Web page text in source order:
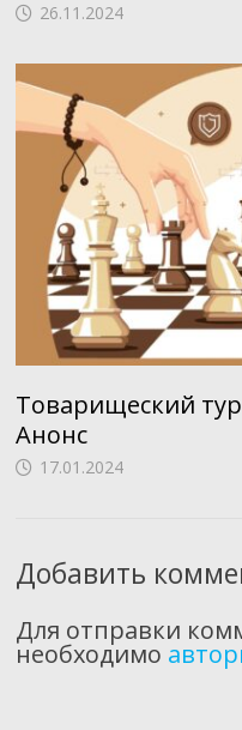
26.11.2024
Товарищеский
Анонс
17.01.2024
Добавить
Для отправки
необходимо